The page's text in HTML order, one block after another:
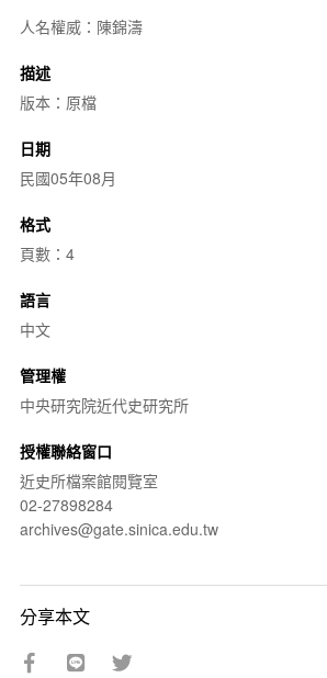
人名權威：陳錦濤
描述
版本：原檔
日期
民國05年08月
格式
頁數：4
語言
中文
管理權
中央研究院近代史研究所
授權聯絡窗口
近史所檔案館閱覽室
02-27898284
archives@gate.sinica.edu.tw
分享本文